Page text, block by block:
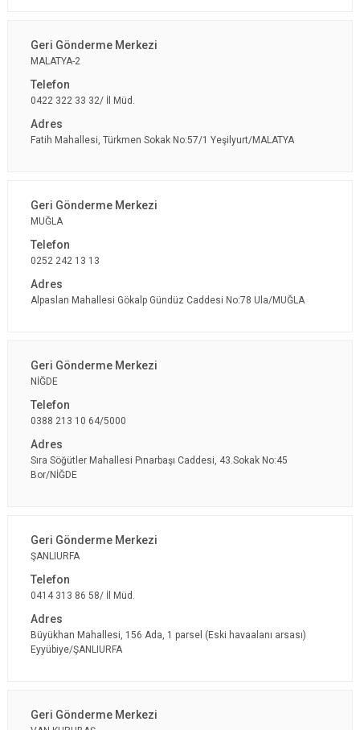
MALATYA-2
0422 322 33 32/ İl Müd.
Fatih Mahallesi, Türkmen Sokak No:57/1 Yeşilyurt/MALATYA
MUĞLA
0252 242 13 13
Alpaslan Mahallesi Gökalp Gündüz Caddesi No:78 Ula/MUĞLA
NİĞDE
0388 213 10 64/5000
Sıra Söğütler Mahallesi Pınarbaşı Caddesi, 43.Sokak No:45
Bor/NİĞDE
ŞANLIURFA
0414 313 86 58/ İl Müd.
Büyükhan Mahallesi, 156 Ada, 1 parsel (Eski havaalanı arsası)
Eyyübiye/ŞANLIURFA